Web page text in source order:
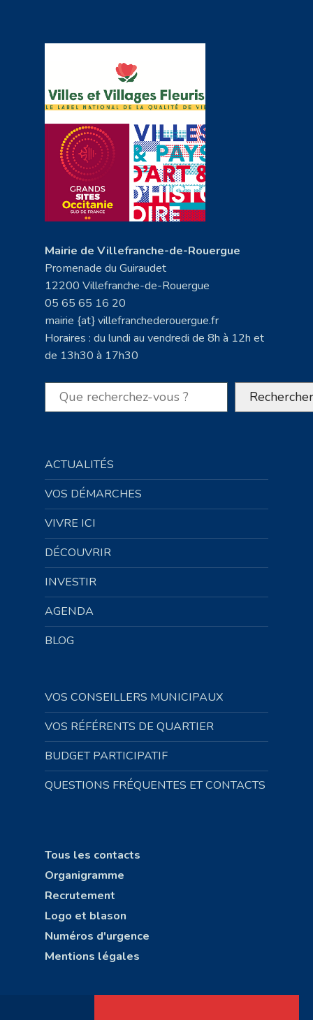
Mairie de Villefranche-de-Rouergue
Promenade du Guiraudet
12200 Villefranche-de-Rouergue
05 65 65 16 20
mairie {at} villefranchederouergue.fr
Horaires : du lundi au vendredi de 8h à 12h et
de 13h30 à 17h30
Rechercher Rechercher
ACTUALITÉS
VOS DÉMARCHES
VIVRE ICI
DÉCOUVRIR
INVESTIR
AGENDA
BLOG
VOS CONSEILLERS MUNICIPAUX
VOS RÉFÉRENTS DE QUARTIER
BUDGET PARTICIPATIF
QUESTIONS FRÉQUENTES ET CONTACTS
Tous les contacts
Organigramme
Recrutement
Logo et blason
Numéros d'urgence
Mentions légales